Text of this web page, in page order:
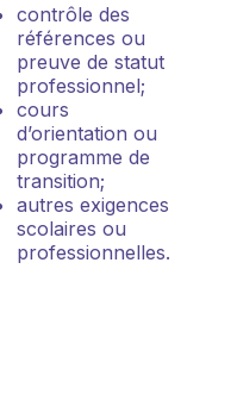
contrôle des
références ou
preuve de statut
professionnel;
cours
d’orientation ou
programme de
transition;
autres exigences
scolaires ou
professionnelles.